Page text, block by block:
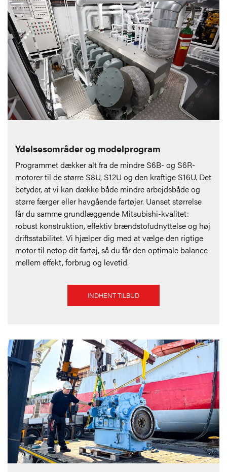
Ydelsesområder og modelprogram
Programmet dækker alt fra de mindre S6B- og S6R-
motorer til de større S8U, S12U og den kraftige S16U. Det
betyder, at vi kan dække både mindre arbejdsbåde og
større færger eller havgående fartøjer. Uanset størrelse
får du samme grundlæggende Mitsubishi-kvalitet:
robust konstruktion, effektiv brændstofudnyttelse og høj
driftsstabilitet. Vi hjælper dig med at vælge den rigtige
motor til netop dit fartøj, så du får den optimale balance
mellem effekt, forbrug og levetid.
INDHENT TILBUD